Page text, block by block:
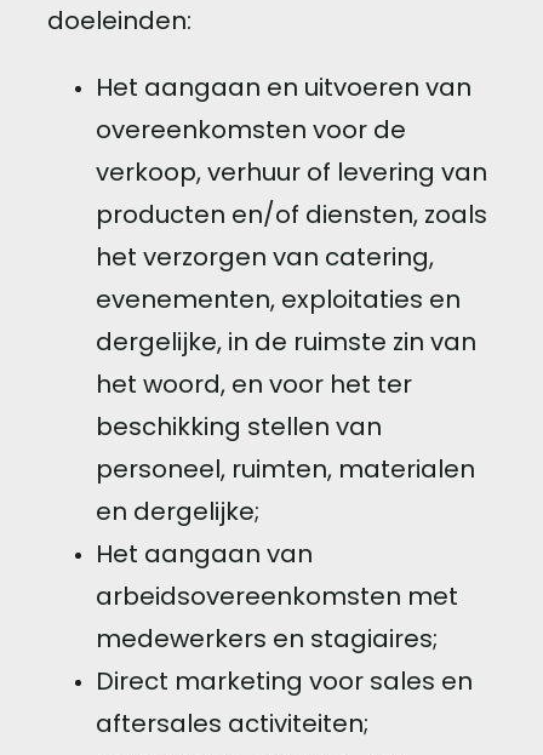
doeleinden:
Het aangaan en uitvoeren van
overeenkomsten voor de
verkoop, verhuur of levering van
producten en/of diensten, zoals
het verzorgen van catering,
evenementen, exploitaties en
dergelijke, in de ruimste zin van
het woord, en voor het ter
beschikking stellen van
personeel, ruimten, materialen
en dergelijke;
Het aangaan van
arbeidsovereenkomsten met
medewerkers en stagiaires;
Direct marketing voor sales en
aftersales activiteiten;